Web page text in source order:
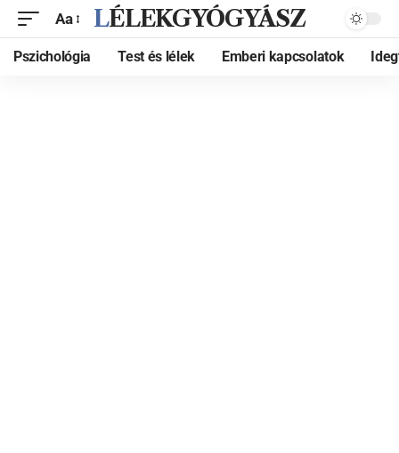
Aa LÉLEKGYÓGYÁSZ
Pszichológia Test és lélek Emberi kapcsolatok